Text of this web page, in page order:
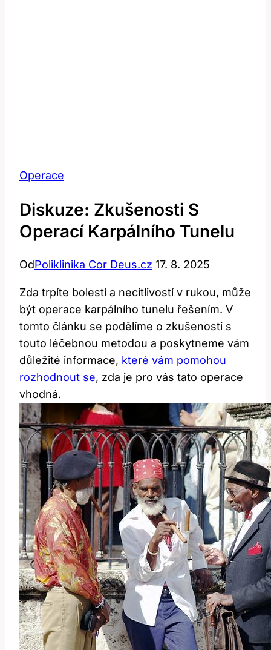
Operace
Diskuze: Zkušenosti S
Operací Karpálního Tunelu
OdPoliklinika Cor Deus.cz 17. 8. 2025
Zda trpíte bolestí a necitlivostí v rukou, může
být operace karpálního tunelu řešením. V
tomto článku se podělíme o zkušenosti s
touto léčebnou metodou a poskytneme vám
důležité informace, které vám pomohou
rozhodnout se, zda je pro vás tato operace
vhodná.